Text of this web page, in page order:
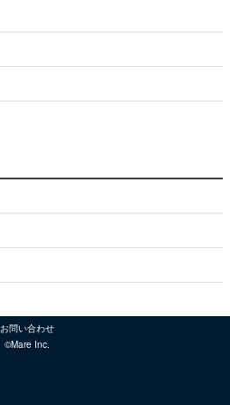
お問い合わせ
©Mare Inc.